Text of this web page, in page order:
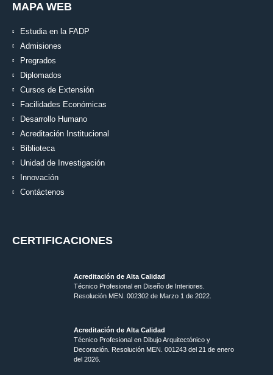
MAPA WEB
Estudia en la FADP
Admisiones
Pregrados
Diplomados
Cursos de Extensión
Facilidades Económicas
Desarrollo Humano
Acreditación Institucional
Biblioteca
Unidad de Investigación
Innovación
Contáctenos
CERTIFICACIONES
Acreditación de Alta Calidad
Técnico Profesional en Diseño de Interiores.
Resolución MEN. 002302 de Marzo 1 de 2022.
Acreditación de Alta Calidad
Técnico Profesional en Dibujo Arquitectónico y
Decoración. Resolución MEN. 001243 del 21 de enero
del 2026.